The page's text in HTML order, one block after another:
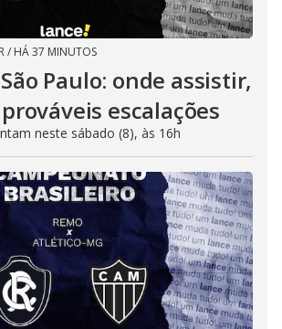
/ HÁ 37 MINUTOS
Paulo: onde assistir,
escalações
neste sábado (8), às 16h